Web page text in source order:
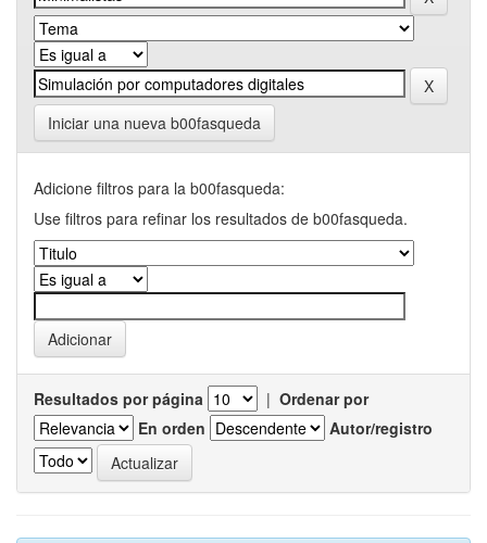
Iniciar una nueva b00fasqueda
Adicione filtros para la b00fasqueda:
Use filtros para refinar los resultados de b00fasqueda.
Resultados por página | Ordenar por
En orden
Autor/registro